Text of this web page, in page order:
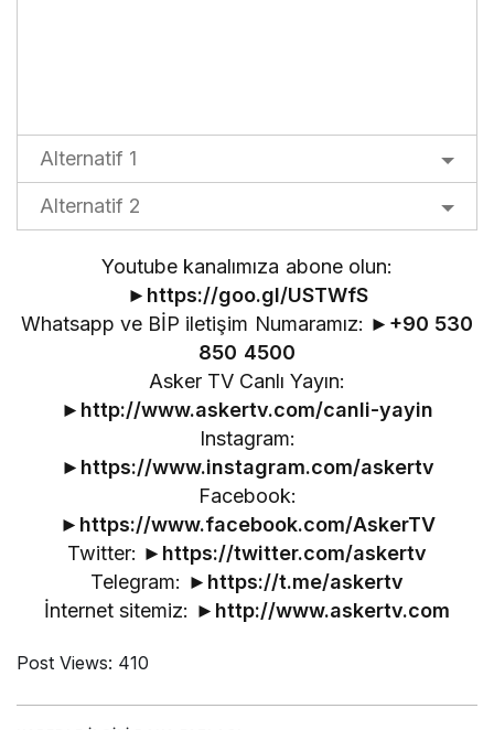
Alternatif 1
Alternatif 2
Youtube kanalımıza abone olun:
► https://goo.gl/USTWfS
Whatsapp ve BİP iletişim Numaramız: ► +90 530
850 4500
Asker TV Canlı Yayın:
► http://www.askertv.com/canli-yayin
Instagram:
► https://www.instagram.com/askertv
Facebook:
► https://www.facebook.com/AskerTV
Twitter: ► https://twitter.com/askertv
Telegram: ► https://t.me/askertv
İnternet sitemiz: ► http://www.askertv.com
Post Views: 410